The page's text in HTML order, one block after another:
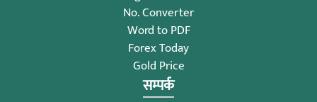
No. Converter
Word to PDF
Forex Today
Gold Price
सम्पर्क